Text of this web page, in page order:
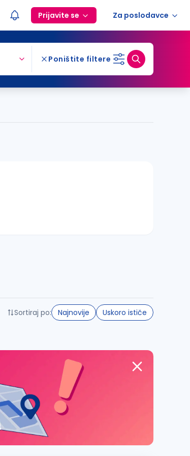
Prijavite se Za poslodavce
Poništite filtere
Sortiraj po: Najnovije Uskoro ističe